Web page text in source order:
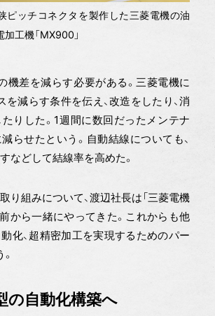
ピッチコネクタを製作した三菱電機の油
工機「MX900」
機差を減らす必要がある。三菱電機に
を減らす条件を伝え、改造をしたり、消
りした。1週間に数回だったメンテナ
らせたという。自動結線についても、
などして結線率を高めた。
り組みについて、渡辺社長は「三菱電機
から一緒にやってきた。これからも他
化、超精密加工を実現するためのパー
の自動化構築へ